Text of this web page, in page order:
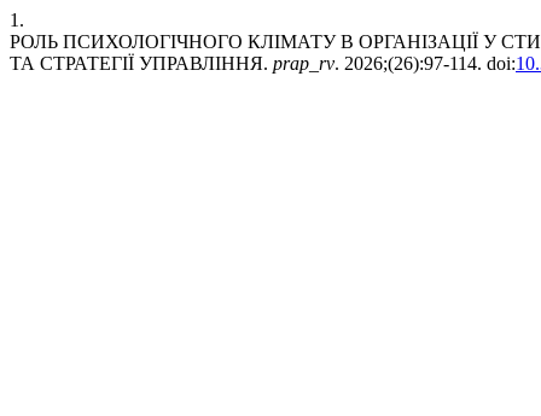
1.
РОЛЬ ПСИХОЛОГІЧНОГО КЛІМАТУ В ОРГАНІЗАЦІЇ У
ТА СТРАТЕГІЇ УПРАВЛІННЯ. prap_rv. 2026;(26):97-114. doi: